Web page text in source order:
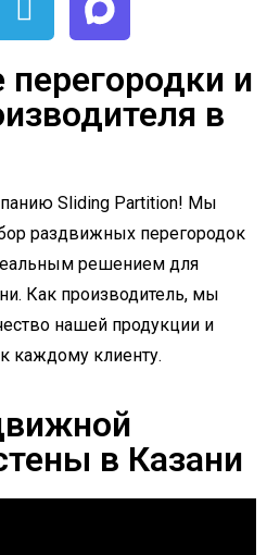
и
в
Sliding Partition! Мы
раздвижных перегородок
решением для
Как производитель, мы
нашей продукции и
каждому клиенту.
в Казани